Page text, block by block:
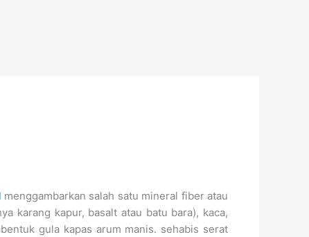
menggambarkan salah satu mineral fiber atau
karang kapur, basalt atau batu bara), kaca,
gula kapas arum manis. sehabis serat